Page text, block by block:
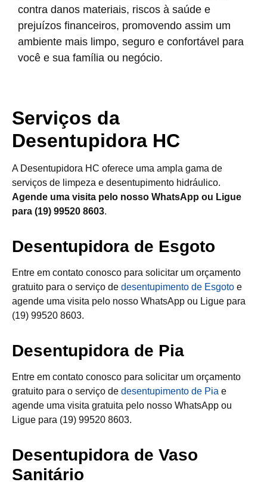
contra danos materiais, riscos à saúde e
prejuízos financeiros, promovendo assim um
ambiente mais limpo, seguro e confortável para
você e sua família ou negócio.
Serviços da
Desentupidora HC
A Desentupidora HC oferece uma ampla gama de
serviços de limpeza e desentupimento hidráulico.
Agende uma visita pelo nosso WhatsApp ou Ligue
para (19) 99520 8603.
Desentupidora de Esgoto
Entre em contato conosco para solicitar um orçamento
gratuito para o serviço de desentupimento de Esgoto e
agende uma visita pelo nosso WhatsApp ou Ligue para
(19) 99520 8603.
Desentupidora de Pia
Entre em contato conosco para solicitar um orçamento
gratuito para o serviço de desentupimento de Pia e
agende uma visita gratuita pelo nosso WhatsApp ou
Ligue para (19) 99520 8603.
Desentupidora de Vaso
Sanitário